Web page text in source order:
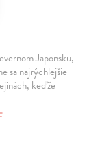
Japonsku,
sa najrýchlejšie
keďže